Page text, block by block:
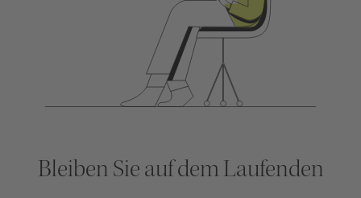
Bleiben Sie auf dem Laufenden